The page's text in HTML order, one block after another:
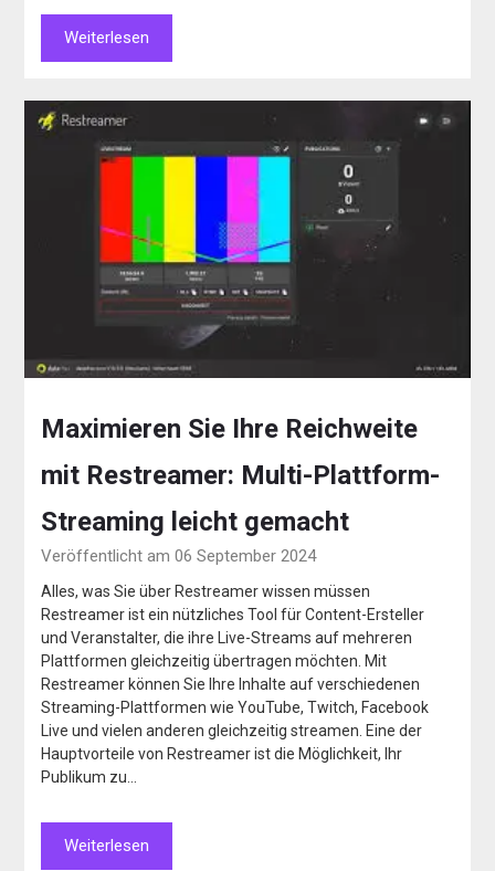
Weiterlesen
Maximieren Sie Ihre Reichweite
mit Restreamer: Multi-Plattform-
Streaming leicht gemacht
Veröffentlicht am 06 September 2024
Alles, was Sie über Restreamer wissen müssen
Restreamer ist ein nützliches Tool für Content-Ersteller
und Veranstalter, die ihre Live-Streams auf mehreren
Plattformen gleichzeitig übertragen möchten. Mit
Restreamer können Sie Ihre Inhalte auf verschiedenen
Streaming-Plattformen wie YouTube, Twitch, Facebook
Live und vielen anderen gleichzeitig streamen. Eine der
Hauptvorteile von Restreamer ist die Möglichkeit, Ihr
Publikum zu…
Weiterlesen